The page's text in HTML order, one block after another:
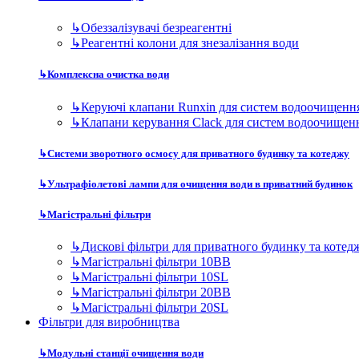
↳Обеззалізувачі безреагентні
↳Реагентні колони для знезалізання води
↳Комплексна очистка води
↳Керуючі клапани Runxin для систем
↳Клапани керування Clack для систем
↳Системи зворотного осмосу для приватного будинку та котеджу
↳Ультрафіолетові лампи для очищення води в приватний будинок
↳Магістральні фільтри
↳Дискові фільтри для приватного будинку та
↳Магістральні фільтри 10BB
↳Магістральні фільтри 10SL
↳Магістральні фільтри 20BB
↳Магістральні фільтри 20SL
Фільтри для виробництва
↳Модульні станції очищення води